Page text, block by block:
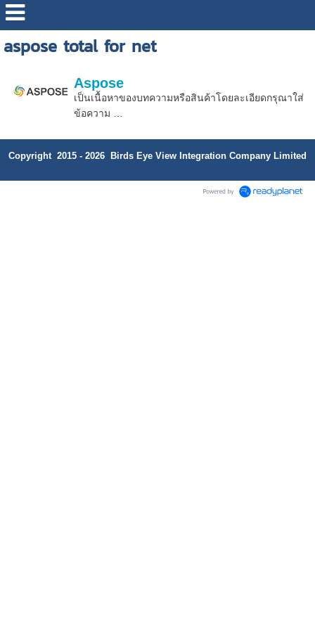
aspose total for net
Aspose
เป็นเนื้อหาของบทความหรือสินค้าโดยละเอียดกรุณาใส่
ข้อความ …
Copyright 2015 - 2026 Birds Eye View Integration Company Limited